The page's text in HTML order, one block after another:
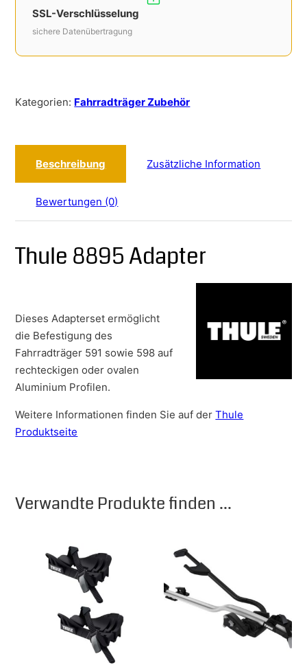
SSL-Verschlüsselung
sichere Datenübertragung
Kategorien: Fahrradträger Zubehör
Beschreibung Zusätzliche Information
Bewertungen (0)
Thule 8895 Adapter
Dieses Adapterset ermöglicht
die Befestigung des
Fahrradträger 591 sowie 598 auf
rechteckigen oder ovalen
Aluminium Profilen.
Weitere Informationen finden Sie auf derThule
Produktseite
Verwandte Produkte finden ...